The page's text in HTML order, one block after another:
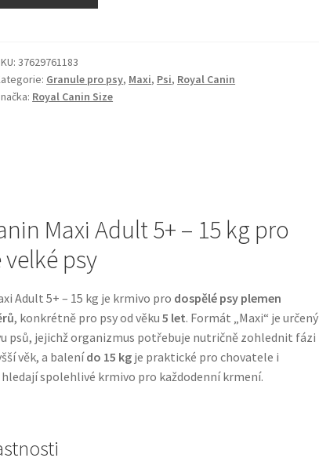
37629761183
Granule pro psy, Maxi, Psi, Royal Canin
Royal Canin Size
Maxi Adult 5+ – 15 kg pro
psy
Adult 5+ – 15 kg je krmivo pro dospělé psy plemen
, konkrétně pro psy od věku 5 let. Formát „Maxi“ je určený
psů, jejichž organizmus potřebuje nutričně zohlednit fázi
věk, a balenído 15 kgje praktické pro chovatele i
spolehlivé krmivo pro každodenní krmení.